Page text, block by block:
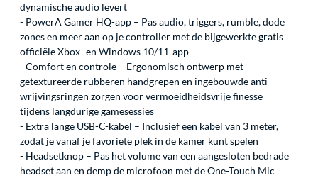
dynamische audio levert
- PowerA Gamer HQ-app – Pas audio, triggers, rumble, dode
zones en meer aan op je controller met de bijgewerkte gratis
officiële Xbox- en Windows 10/11-app
- Comfort en controle – Ergonomisch ontwerp met
getextureerde rubberen handgrepen en ingebouwde anti-
wrijvingsringen zorgen voor vermoeidheidsvrije finesse
tijdens langdurige gamesessies
- Extra lange USB-C-kabel – Inclusief een kabel van 3 meter,
zodat je vanaf je favoriete plek in de kamer kunt spelen
- Headsetknop – Pas het volume van een aangesloten bedrade
headset aan en demp de microfoon met de One-Touch Mic